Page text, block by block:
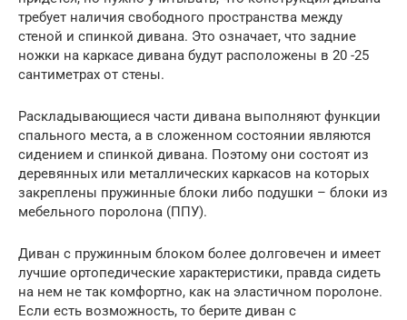
требует наличия свободного пространства между
стеной и спинкой дивана. Это означает, что задние
ножки на каркасе дивана будут расположены в 20 -25
сантиметрах от стены.
Раскладывающиеся части дивана выполняют функции
спального места, а в сложенном состоянии являются
сидением и спинкой дивана. Поэтому они состоят из
деревянных или металлических каркасов на которых
закреплены пружинные блоки либо подушки – блоки из
мебельного поролона (ППУ).
Диван с пружинным блоком более долговечен и имеет
лучшие ортопедические характеристики, правда сидеть
на нем не так комфортно, как на эластичном поролоне.
Если есть возможность, то берите диван с